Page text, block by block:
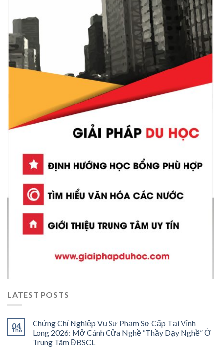
LATEST POSTS
04
Th6
Chứng Chỉ Nghiệp Vụ Sư Phạm Sơ Cấp Tại Vĩnh
Long 2026: Mở Cánh Cửa Nghề “Thầy Dạy Nghề” Ở
Trung Tâm ĐBSCL